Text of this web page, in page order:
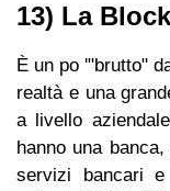
13) La
È un po '"brutto"
realtà e una
a livello
hanno una
servizi bancari